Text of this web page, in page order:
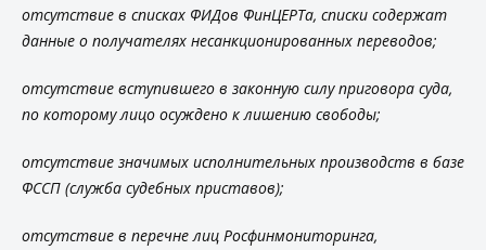
отсутствие в списках ФИДов ФинЦЕРТа, списки содержат
данные о получателях несанкционированных переводов;
отсутствие вступившего в законную силу приговора суда,
по которому лицо осуждено к лишению свободы;
отсутствие значимых исполнительных производств в базе
ФССП (служба судебных приставов);
отсутствие в перечне лиц Росфинмониторинга,